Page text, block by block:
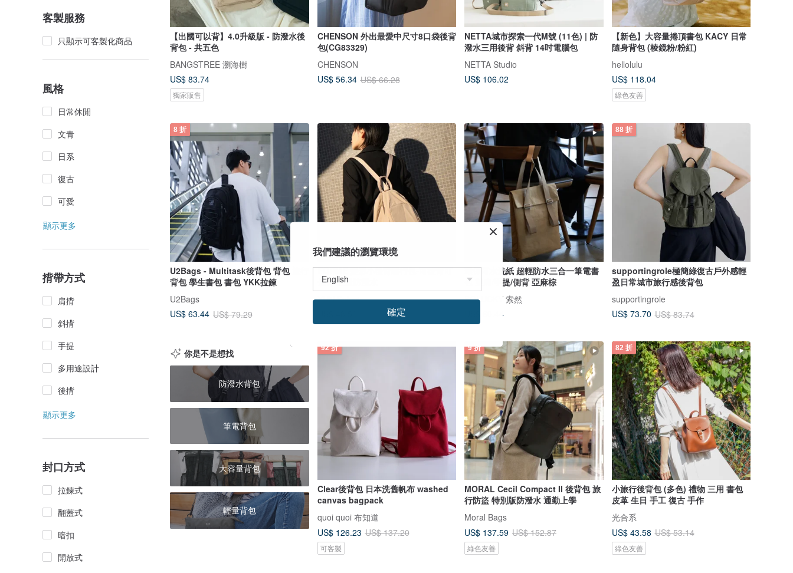
客製服務
只顯示可客製化商品
風格
日常休閒
文青
日系
復古
可愛
顯示更多
揹帶方式
肩揹
斜揹
手提
多用途設計
後揹
顯示更多
封口方式
拉鍊式
翻蓋式
暗扣
開放式
【出國可以背】4.0升級版 - 防潑水後
背包 - 共五色
BANGSTREE 瀏海樹
US$ 83.74
獨家販售
CHENSON 外出最愛中尺寸8口袋後背
包(CG83329)
CHENSON
US$ 56.34 US$ 66.28
NETTA城市探索一代M號 (11色) | 防
潑水三用後背 斜背 14吋電腦包
NETTA Studio
US$ 106.02
【新色】大容量捲頂書包 KACY 日常
隨身背包 (棱鏡粉/粉紅)
hellolulu
US$ 118.04
綠色友善
8 折
U2Bags - Multitask後背包 背包 旅行
背包 學生書包 書包 YKK拉鍊
U2Bags
US$ 63.44 US$ 79.29
FORME 變形小後背隨行包-可後背可
側背 輕量防潑水
YUN Select
環保可水洗紙 超輕防水三合一筆電書
包 雙肩/手提/側背 亞麻棕
SOLUCKY 索然
US$ 60.44
88 折
supportingrole極簡綠復古戶外感輕
盈日常城市旅行感後背包
supportingrole
US$ 73.70 US$ 83.74
你是不是想找
防潑水背包
筆電背包
大容量背包
輕量背包
92 折
Clear後背包 日本洗舊帆布 washed
canvas bagpack
quoi quoi 布知道
US$ 126.23 US$ 137.20
可客製
9 折
MORAL Cecil Compact II 後背包 旅
行防盜 特別版防潑水 通勤上學
Moral Bags
US$ 137.59 US$ 152.87
綠色友善
82 折
小旅行後背包 (多色) 禮物 三用 書包
皮革 生日 手工 復古 手作
光合系
US$ 43.58 US$ 53.14
綠色友善
我們建議的瀏覽環境
確定